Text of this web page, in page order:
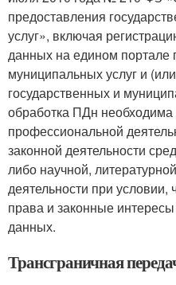
предоставления
услуг», включая
данных на едином портале
муниципальных услуг и
государственных и
обработка ПДн
профессиональной
законной деятельности
либо научной,
деятельности при
права и законные
данных.
Трансграничная